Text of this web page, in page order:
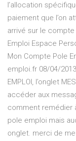
l’allocation
paiement que l’on
arrivé sur le compte
Emploi Espace
Mon Compte Pole
emploi.fr 08/04/
EMPLOI, l’onglet
accéder aux
comment remédier
pole emploi mais
onglet. merci de